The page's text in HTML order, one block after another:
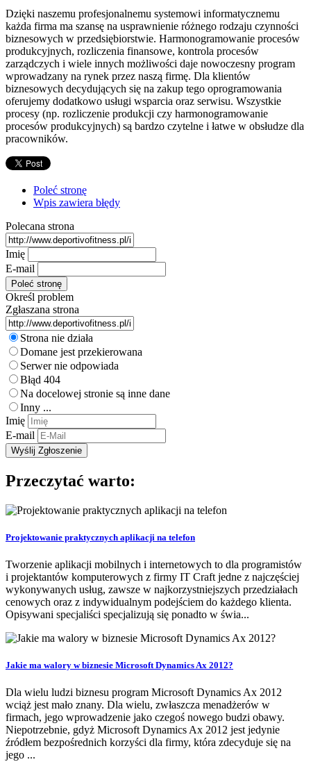
Dzięki naszemu profesjonalnemu systemowi informatycznemu
każda firma ma szansę na usprawnienie różnego rodzaju czynności
biznesowych w przedsiębiorstwie. Harmonogramowanie procesów
produkcyjnych, rozliczenia finansowe, kontrola procesów
zarządczych i wiele innych możliwości daje nowoczesny program
wprowadzany na rynek przez naszą firmę. Dla klientów
biznesowych decydujących się na zakup tego oprogramowania
oferujemy dodatkowo usługi wsparcia oraz serwisu. Wszystkie
procesy (np. rozliczenie produkcji czy harmonogramowanie
procesów produkcyjnych) są bardzo czytelne i łatwe w obsłudze dla
pracowników.
Poleć stronę
Wpis zawiera błędy
Polecana strona
Imię
E-mail
Określ problem
Zgłaszana strona
Strona nie działa
Domane jest przekierowana
Serwer nie odpowiada
Błąd 404
Na docelowej stronie są inne dane
Inny ...
Imię
E-mail
Przeczytać warto:
Projektowanie praktycznych aplikacji na telefon
Tworzenie aplikacji mobilnych i internetowych to dla programistów
i projektantów komputerowych z firmy IT Craft jedne z najczęściej
wykonywanych usług, zawsze w najkorzystniejszych przedziałach
cenowych oraz z indywidualnym podejściem do każdego klienta.
Opisywani specjaliści specjalizują się ponadto w świa...
Jakie ma walory w biznesie Microsoft Dynamics Ax 2012?
Dla wielu ludzi biznesu program Microsoft Dynamics Ax 2012
wciąż jest mało znany. Dla wielu, zwłaszcza menadżerów w
firmach, jego wprowadzenie jako czegoś nowego budzi obawy.
Niepotrzebnie, gdyż Microsoft Dynamics Ax 2012 jest jedynie
źródłem bezpośrednich korzyści dla firmy, która zdecyduje się na
jego ...